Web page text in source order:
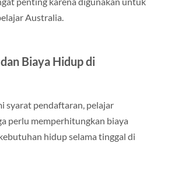
Australia.
Biaya Hidup di
syarat pendaftaran, pelajar
perlu memperhitungkan biaya
hidup selama tinggal di